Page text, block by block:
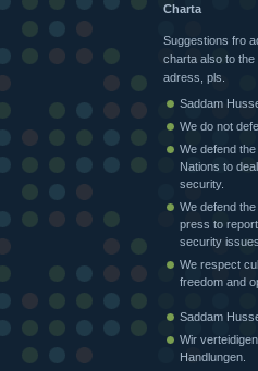
Charta
Suggestions fro
charta also to the
adress, pls.
Saddam
We do not
We defend
Nations to
security.
We defend
press to
security issues.
We respect
freedom and
Saddam
Wir
Handlungen.